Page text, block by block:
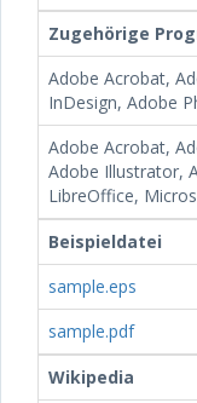
Zugehörige
Adobe Acrobat,
InDesign, Adobe
Adobe Acrobat,
Adobe Illustrator,
LibreOffice,
Beispieldatei
sample.eps
sample.pdf
Wikipedia